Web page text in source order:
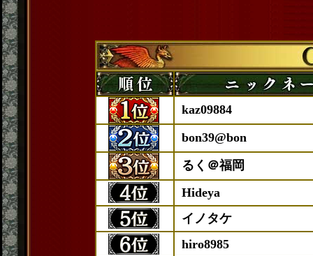
kaz09884
bon39@bon
るく＠福岡
Hideya
イノタケ
hiro8985